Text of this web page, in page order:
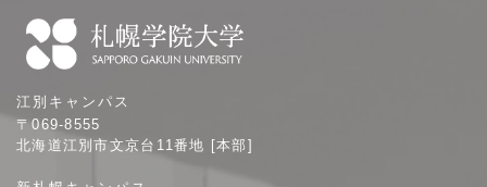
幌
学
江別キャンパス
〒069-8555
北海道江別市文京台11番地 [本部]